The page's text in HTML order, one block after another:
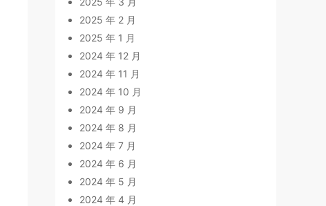
2025 年 2 月
2025 年 1 月
2024 年 12 月
2024 年 11 月
2024 年 10 月
2024 年 9 月
2024 年 8 月
2024 年 7 月
2024 年 6 月
2024 年 5 月
2024 年 4 月